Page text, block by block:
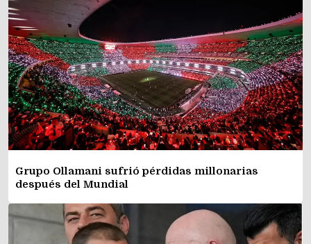
Grupo Ollamani sufrió pérdidas millonarias
después del Mundial